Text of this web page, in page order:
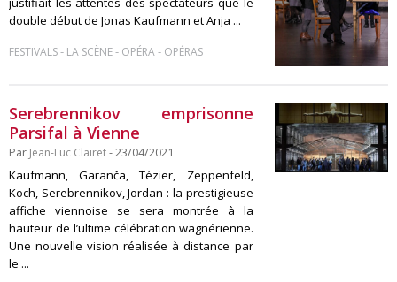
double début de Jonas Kaufmann et Anja ...
FESTIVALS- LA SCÈNE- OPÉRA- OPÉRAS
Serebrennikov emprisonne
Parsifal à Vienne
Par Jean-Luc Clairet- 23/04/2021
Kaufmann, Garanča, Tézier, Zeppenfeld,
Koch, Serebrennikov, Jordan : la prestigieuse
affiche viennoise se sera montrée à la
hauteur de l’ultime célébration wagnérienne.
Une nouvelle vision réalisée à distance par
le ...